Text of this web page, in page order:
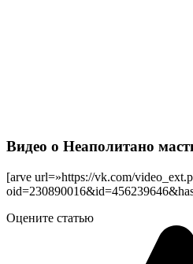
Видео о Неаполитано
[arve url=»https://vk.com/
Оцените статью